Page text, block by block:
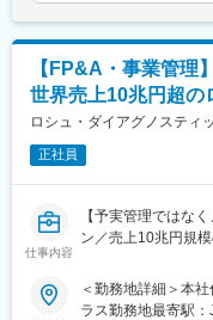
■歓迎条件：別枠記
・設備導入における
・中国の製造拠点や
語）
・接着剤を用いた
・海外との技術的
・Lean
【FP&A・事業管理
世界売上10兆円超の
ロシュ・ダイアグノスティ
正社員
仕事内容
【予実管理ではな
ン／売上10兆円規
★経営層の意思決定
＜勤務地詳細＞本
ラス勤務地最寄駅